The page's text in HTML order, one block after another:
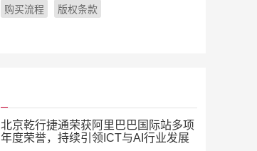
购买流程 版权条款
北京乾行捷通荣获阿里巴巴国际站多项
年度荣誉，持续引领ICT与AI行业发展